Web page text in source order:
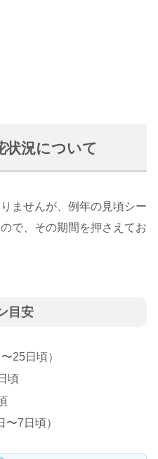
状況について
ませんが、例年の見頃シー
で、その期間を押さえてお
目安
25日頃）
頃
7日頃）